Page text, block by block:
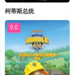
柯蒂斯总统
9.0